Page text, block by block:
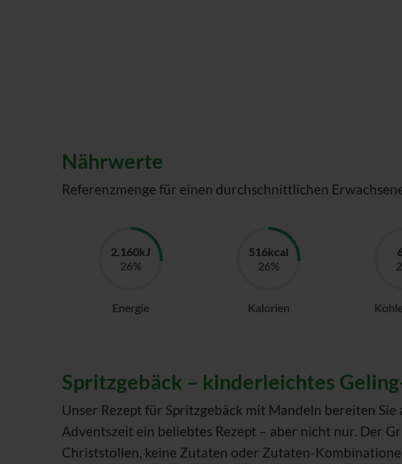
Nährwerte
Referenzmenge für einen durchschnittlichen
Energie Kalorien
Spritzgebäck – kinderleichtes
Unser Rezept für Spritzgebäck mit Mandeln bereiten
Adventszeit ein beliebtes Rezept – aber nicht nur. Der
Christstollen, keine Zutaten oder Zutaten-